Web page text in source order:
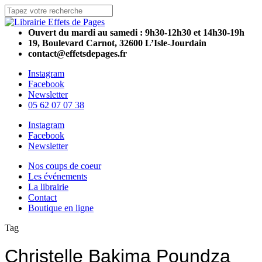
Skip
to
main
content
Close
SearchOuvert du mardi au samedi : 9h30-12h30 et 14h30-19h
19, Boulevard Carnot, 32600 L’Isle-Jourdain
contact@effetsdepages.fr
Instagram
Facebook
Newsletter
05 62 07 07 38
Menu
Instagram
Facebook
Newsletter
Menu
Nos coups de coeur
Les événements
La librairie
Contact
Boutique en ligne
Tag
Christelle Bakima Poundza